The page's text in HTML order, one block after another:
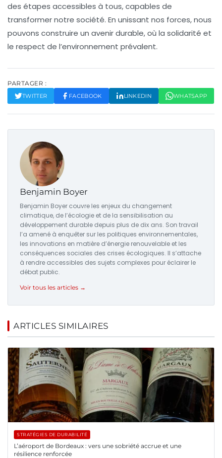
des étapes accessibles à tous, capables de
transformer notre société. En unissant nos forces, nous
pouvons construire un avenir durable, où la solidarité et
le respect de l’environnement prévalent.
PARTAGER :
TWITTER FACEBOOK LINKEDIN WHATSAPP
Benjamin Boyer
Benjamin Boyer couvre les enjeux du changement
climatique, de l’écologie et de la sensibilisation au
développement durable depuis plus de dix ans. Son travail
l’a amené à enquêter sur les politiques environnementales,
les innovations en matière d’énergie renouvelable et les
conséquences sociales des crises écologiques. Il s’attache
à rendre accessibles des sujets complexes pour éclairer le
débat public.
Voir tous les articles →
ARTICLES SIMILAIRES
STRATÉGIES DE DURABILITÉ
L’aéroport de Bordeaux : vers une sobriété accrue et une
résilience renforcée